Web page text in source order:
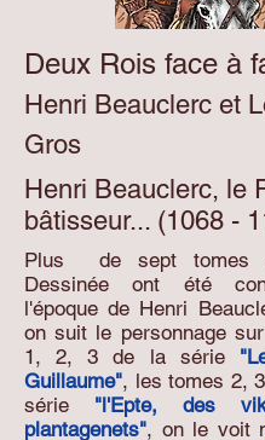
Deux Rois face à
Henri Beauclerc et
Gros
Henri Beauclerc, le
bâtisseur... (1068 -
Plus de sept tomes
Dessinée ont été
l'époque de Henri
on suit le personnage
1, 2, 3 de la série
Guillaume", les tomes 2,
série "l'Epte, des
plantagenets", on le voit